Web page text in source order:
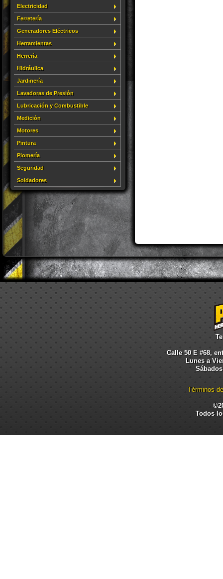
Electricidad
Ferretería
Generadores Eléctricos
Herramientas
Herrería
Hidráulica
Jardinería
Lavadoras de Presión
Lubricación y Combustible
Medición
Motores
Pintura
Plomería
Seguridad
Soldadores
Calle 50 E #68,
Lunes a
Términos
Todos